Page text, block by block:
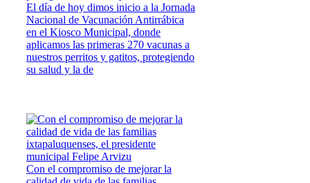
El día de hoy dimos inicio a la Jornada
Nacional de Vacunación Antirrábica
en el Kiosco Municipal, donde
aplicamos las primeras 270 vacunas a
nuestros perritos y gatitos, protegiendo
su salud y la de
Con el compromiso de mejorar la